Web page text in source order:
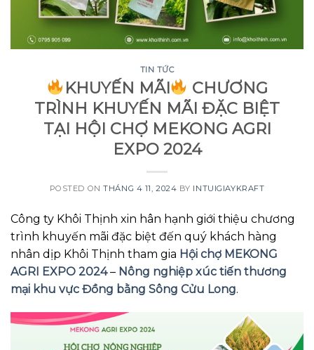
TIN TỨC
KHUYẾN MÃI
CHƯƠNG
TRÌNH KHUYẾN MÃI ĐẶC BIỆT
TẠI HỘI CHỢ MEKONG AGRI
EXPO 2024
POSTED ONTHÁNG 4 11, 2024 BY INTUIGIAYKRAFT
Công ty Khôi Thịnh xin hân hạnh giới thiệu chương
trình khuyến mãi đặc biệt đến quý khách hàng
nhân dịp Khôi Thịnh tham gia Hội chợ MEKONG
AGRI EXPO 2024– Nông nghiệp xúc tiến thương
mại khu vực Đồng bằng Sông Cửu Long.